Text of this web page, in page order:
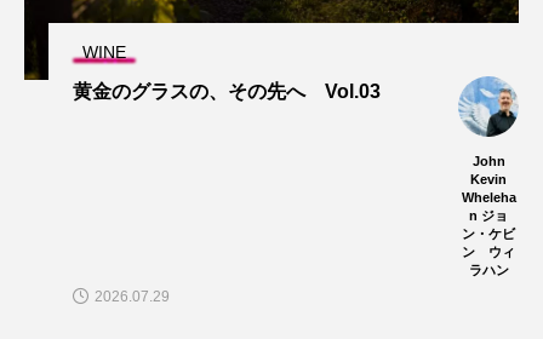
WINE
黄金のグラスの、その先へ Vol.03
John
Kevin
Wheleha
n ジョ
ン・ケビ
ン ウィ
ラハン
2026.07.29